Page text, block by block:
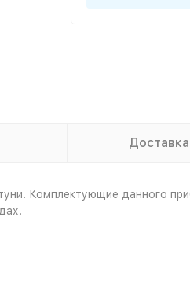
Комплектующие данного